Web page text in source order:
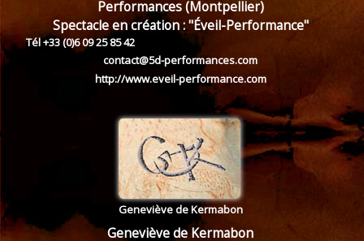
Performances (Montpellier)
Spectacle en création : "Éveil-Performance"
Tél +33 (0)6 09 25 85 42
contact@5d-performances.com
http://www.eveil-performance.com
Geneviève de Kermabon
Geneviève de Kermabon